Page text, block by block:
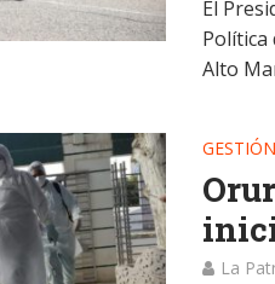
El
Política
Alto
GESTIÓN
La